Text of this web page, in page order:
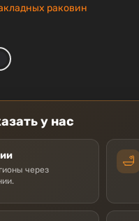
раковин
у нас
через
🛁